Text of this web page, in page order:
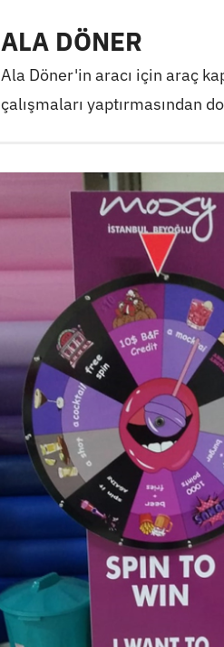
ALA DÖNER
Ala Döner'in aracı için araç
çalışmaları yaptırmasından